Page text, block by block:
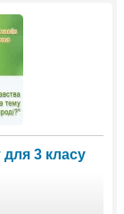
для 3 класу